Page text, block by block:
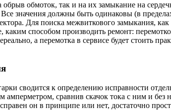
обрыв обмоток, так и на их замыкание на
значения должны быть одинаковы (в
Для поиска межвиткового замыкания,
способом производить ремонт:
а перемотка в сервисе будет стоить
сводится к определению исправности
сравнив скачок тока с ним и
он в принципе или нет, достаточно